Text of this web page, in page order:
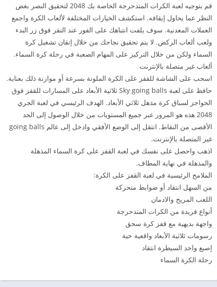
قم بتوجيه لعبة الكرات المتدحرجة الخاصة بك 2048 لتحقيق النصر بغض
النظر عما يحاول إيقافه. استكشف الخيارات المختلفة لألعاب الكرة واجمع
العملات المعدنية. سوف يلفت انتباهك على الفور عند النقر فوق زر البدء
ولعب ألعاب الركض. لا يتم تحقيق نجاحك من خلال إتقان تشغيل كرة
السماء ولكن من خلال التركيز على المهام الصعبة في رحلة كرة السماء.
ألعاب غير متصلة بالإنترنت
اسحب على الشاشة للقفز على الكرة الملونة بسرعة أو موازنة ذلك بعناية.
حافظ على لعبة Sky going balls ثلاثية الأبعاد على المسارات للقفز فوق
الحواجز لسباق كرة مذهل ثلاثي الأبعاد. الهدف الرئيسي في لعبة الجري
2048 هذه هو المرور عبر جميع المستويات من خلال الوصول إلى الحد
الأقصى من النقاط. انتقل إلى الوضع الأفقي وادخل إلى عالم going balls
غير المتصلة بالإنترنت.
اذهب واحصل على نفسك في لعبة القفز على كرة السماء المذهلة
والمذهلة في نهاية المطاف.
الملامح الرئيسية في لعبة القفز على الكرة:
من السهل انتقاد أو ضوابط متحركة
اللعب المريح والادمان
أنواع فريدة من الكرات المتدحرجة
واجهة بديهية مع قفز كرة سحق
رسومات ثلاثية الأبعاد واقعية حية
إصبع واحد السيطرة انتقاد
رحلة الكرة السماء